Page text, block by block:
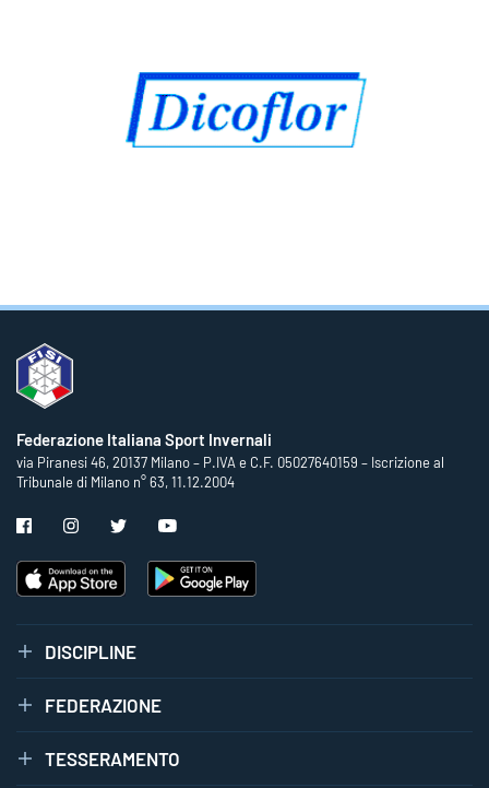
Federazione Italiana Sport Invernali
via Piranesi 46, 20137 Milano – P.IVA e C.F. 05027640159 – Iscrizione al
Tribunale di Milano n° 63, 11.12.2004
DISCIPLINE
FEDERAZIONE
TESSERAMENTO